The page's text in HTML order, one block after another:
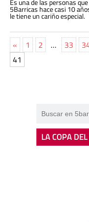
Es una de las personas
5Barricas hace casi 10
le tiene un cariño especial.
« 1 2 … 33
41
LA COPA